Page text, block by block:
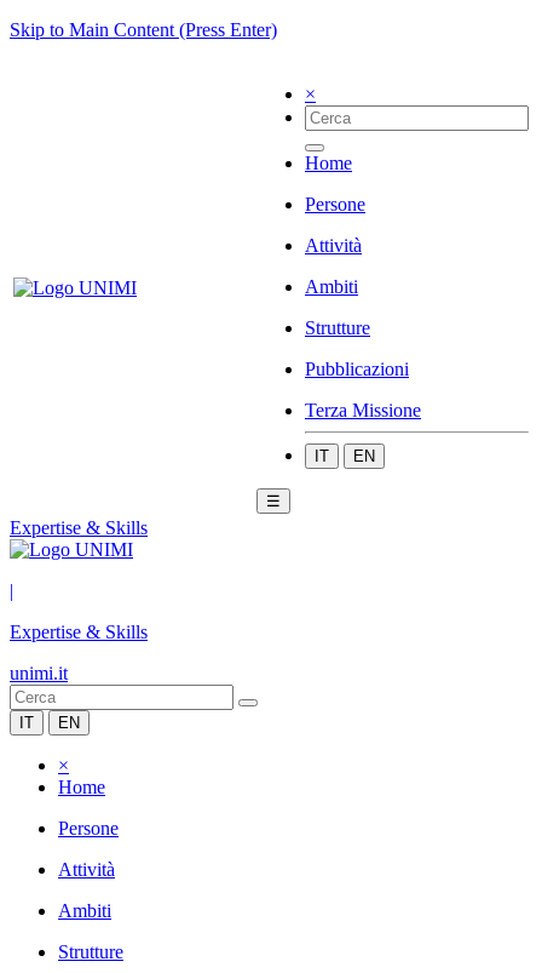
Skip to Main Content (Press Enter)
×
Home
Persone
Attività
Ambiti
Strutture
Pubblicazioni
Terza Missione
IT EN
☰
Expertise & Skills
|
Expertise & Skills
unimi.it
IT EN
×
Home
Persone
Attività
Ambiti
Strutture